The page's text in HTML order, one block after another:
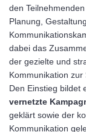
den
Planung,
dabei das
der gezielte und
Kommunikation zur
Den Einstieg bildet
vernetzte
geklärt sowie der
Kommunikation